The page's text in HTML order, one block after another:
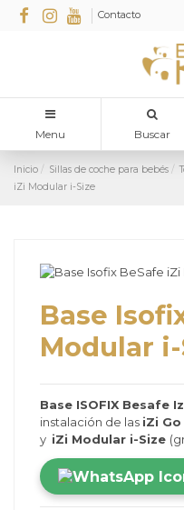
Contacto
Menu Buscar
Inicio Sillas de coche para bebés
iZi Modular i-Size
Base
Modular
Base ISOFIX Besafe
instalación de las iZi Go
y iZi Modular i-Size